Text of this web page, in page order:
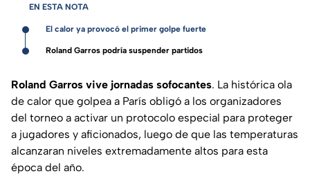
EN ESTA NOTA
El calor ya provocó el primer golpe fuerte
Roland Garros podría suspender partidos
Roland Garros vive jornadas sofocantes. La histórica ola
de calor que golpea a París obligó a los organizadores
del torneo a activar un protocolo especial para proteger
a jugadores y aficionados, luego de que las temperaturas
alcanzaran niveles extremadamente altos para esta
época del año.